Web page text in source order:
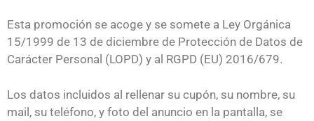
Esta promoción se acoge y se somete a Ley Orgánica
15/1999 de 13 de diciembre de Protección de Datos de
Carácter Personal (LOPD) y al RGPD (EU) 2016/679.
Los datos incluidos al rellenar su cupón, su nombre, su
mail, su teléfono, y foto del anuncio en la pantalla, se